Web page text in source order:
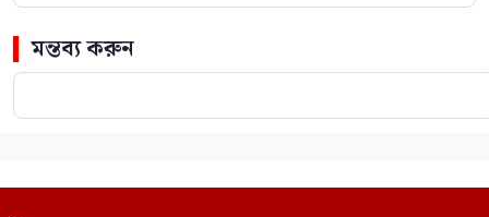
মন্তব্য করুন